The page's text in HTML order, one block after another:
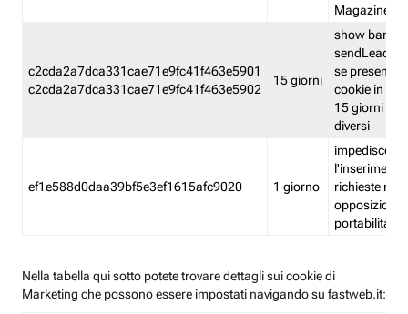
Magazine
c2cda2a7dca331cae71e9fc41f463e5901
c2cda2a7dca331cae71e9fc41f463e5902
15 giorni
show banner
sendLead
se presenti
cookie in un
15 giorni e
diversi
ef1e588d0daa39bf5e3ef1615afc9020 1 giorno
impedisce
l'inserimento
richieste
opposizione
portabilità
Nella tabella qui sotto potete trovare dettagli sui cookie di
Marketing che possono essere impostati navigando su fastweb.it: